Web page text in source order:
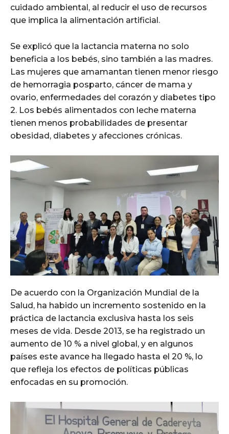
cuidado ambiental, al reducir el uso de recursos
que implica la alimentación artificial.
Se explicó que la lactancia materna no solo
beneficia a los bebés, sino también a las madres.
Las mujeres que amamantan tienen menor riesgo
de hemorragia posparto, cáncer de mama y
ovario, enfermedades del corazón y diabetes tipo
2. Los bebés alimentados con leche materna
tienen menos probabilidades de presentar
obesidad, diabetes y afecciones crónicas.
De acuerdo con la Organización Mundial de la
Salud, ha habido un incremento sostenido en la
práctica de lactancia exclusiva hasta los seis
meses de vida. Desde 2013, se ha registrado un
aumento de 10 % a nivel global, y en algunos
países este avance ha llegado hasta el 20 %, lo
que refleja los efectos de políticas públicas
enfocadas en su promoción.